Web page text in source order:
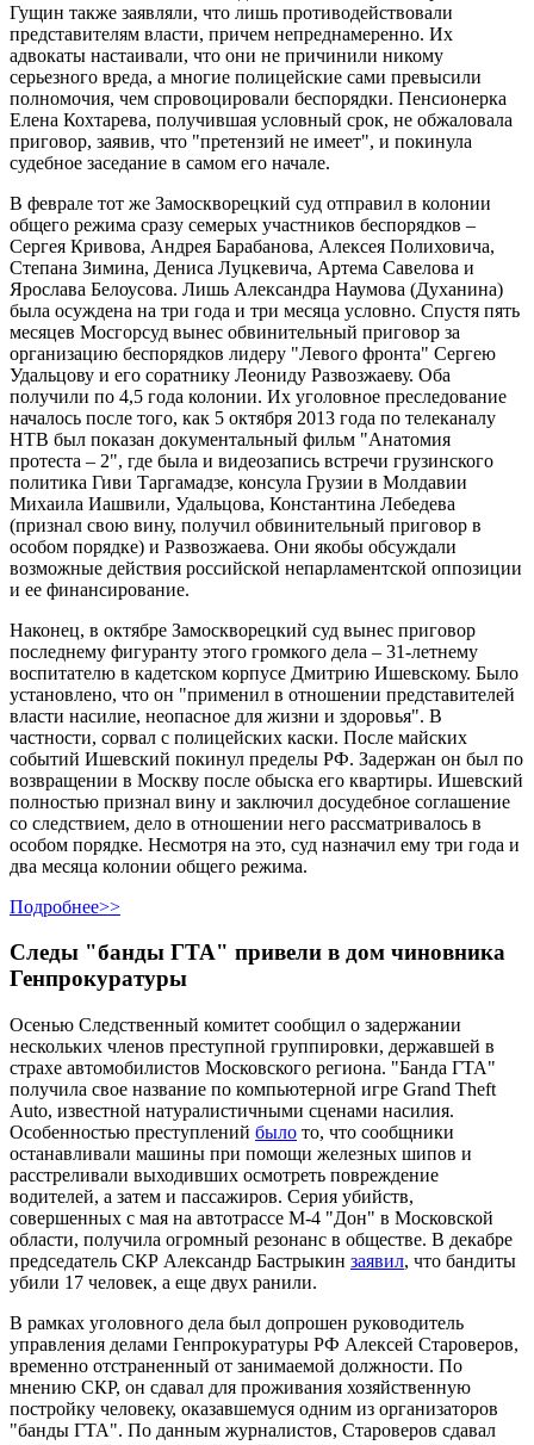
Гущин также заявляли, что лишь противодействовали
представителям власти, причем непреднамеренно. Их
адвокаты настаивали, что они не причинили никому
серьезного вреда, а многие полицейские сами превысили
полномочия, чем спровоцировали беспорядки. Пенсионерка
Елена Кохтарева, получившая условный срок, не обжаловала
приговор, заявив, что "претензий не имеет", и покинула
судебное заседание в самом его начале.
В феврале тот же Замоскворецкий суд отправил в колонии
общего режима сразу семерых участников беспорядков –
Сергея Кривова, Андрея Барабанова, Алексея Полиховича,
Степана Зимина, Дениса Луцкевича, Артема Савелова и
Ярослава Белоусова. Лишь Александра Наумова (Духанина)
была осуждена на три года и три месяца условно. Спустя пять
месяцев Мосгорсуд вынес обвинительный приговор за
организацию беспорядков лидеру "Левого фронта" Сергею
Удальцову и его соратнику Леониду Развозжаеву. Оба
получили по 4,5 года колонии. Их уголовное преследование
началось после того, как 5 октября 2013 года по телеканалу
НТВ был показан документальный фильм "Анатомия
протеста – 2", где была и видеозапись встречи грузинского
политика Гиви Таргамадзе, консула Грузии в Молдавии
Михаила Иашвили, Удальцова, Константина Лебедева
(признал свою вину, получил обвинительный приговор в
особом порядке) и Развозжаева. Они якобы обсуждали
возможные действия российской непарламентской оппозиции
и ее финансирование.
Наконец, в октябре Замоскворецкий суд вынес приговор
последнему фигуранту этого громкого дела – 31-летнему
воспитателю в кадетском корпусе Дмитрию Ишевскому. Было
установлено, что он "применил в отношении представителей
власти насилие, неопасное для жизни и здоровья". В
частности, сорвал с полицейских каски. После майских
событий Ишевский покинул пределы РФ. Задержан он был по
возвращении в Москву после обыска его квартиры. Ишевский
полностью признал вину и заключил досудебное соглашение
со следствием, дело в отношении него рассматривалось в
особом порядке. Несмотря на это, суд назначил ему три года и
два месяца колонии общего режима.
Подробнее>>
Следы "банды ГТА" привели в дом чиновника
Генпрокуратуры
Осенью Следственный комитет сообщил о задержании
нескольких членов преступной группировки, державшей в
страхе автомобилистов Московского региона. "Банда ГТА"
получила свое название по компьютерной игре Grand Theft
Auto, известной натуралистичными сценами насилия.
Особенностью преступлений было то, что сообщники
останавливали машины при помощи железных шипов и
расстреливали выходивших осмотреть повреждение
водителей, а затем и пассажиров. Серия убийств,
совершенных с мая на автотрассе М-4 "Дон" в Московской
области, получила огромный резонанс в обществе. В декабре
председатель СКР Александр Бастрыкин заявил, что бандиты
убили 17 человек, а еще двух ранили.
В рамках уголовного дела был допрошен руководитель
управления делами Генпрокуратуры РФ Алексей Староверов,
временно отстраненный от занимаемой должности. По
мнению СКР, он сдавал для проживания хозяйственную
постройку человеку, оказавшемуся одним из организаторов
"банды ГТА". По данным журналистов, Староверов сдавал